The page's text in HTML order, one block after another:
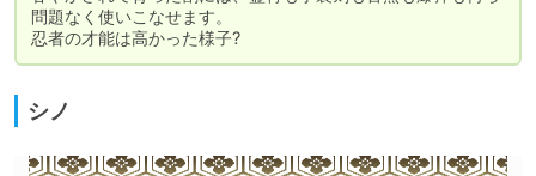
問題なく使いこなせます。
忍者の才能は高かった様子?
シノ